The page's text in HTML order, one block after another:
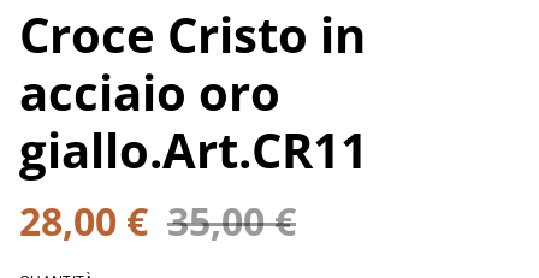
Croce Cristo in
acciaio oro
giallo.Art.CR11
28,00 € 35,00 €